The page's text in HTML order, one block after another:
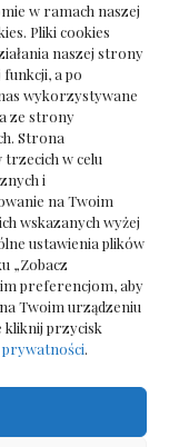
w ramach naszej
Pliki cookies
naszej strony
a po
wykorzystywane
ze strony
Strona
w celu
i
na Twoim
wskazanych wyżej
ustawienia plików
„Zobacz
preferencjom, aby
Twoim urządzeniu
kliknij przycisk
prywatności.
jak wybrać bez